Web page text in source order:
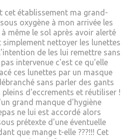
cet établissement ma grand-
oxygène à mon arrivée les
même le sol après avoir alerté
nettoyer les lunettes
de les lui remettre sans
intervenue c'est ce qu'elle
ces lunettes par un masque
sans parler des gants
d'eccrements et réutiliser !
grand manque d'hygiène
ne lui est accordé alors
prétexte d'une éventuelle
que mange t-elle ???!!! Cet